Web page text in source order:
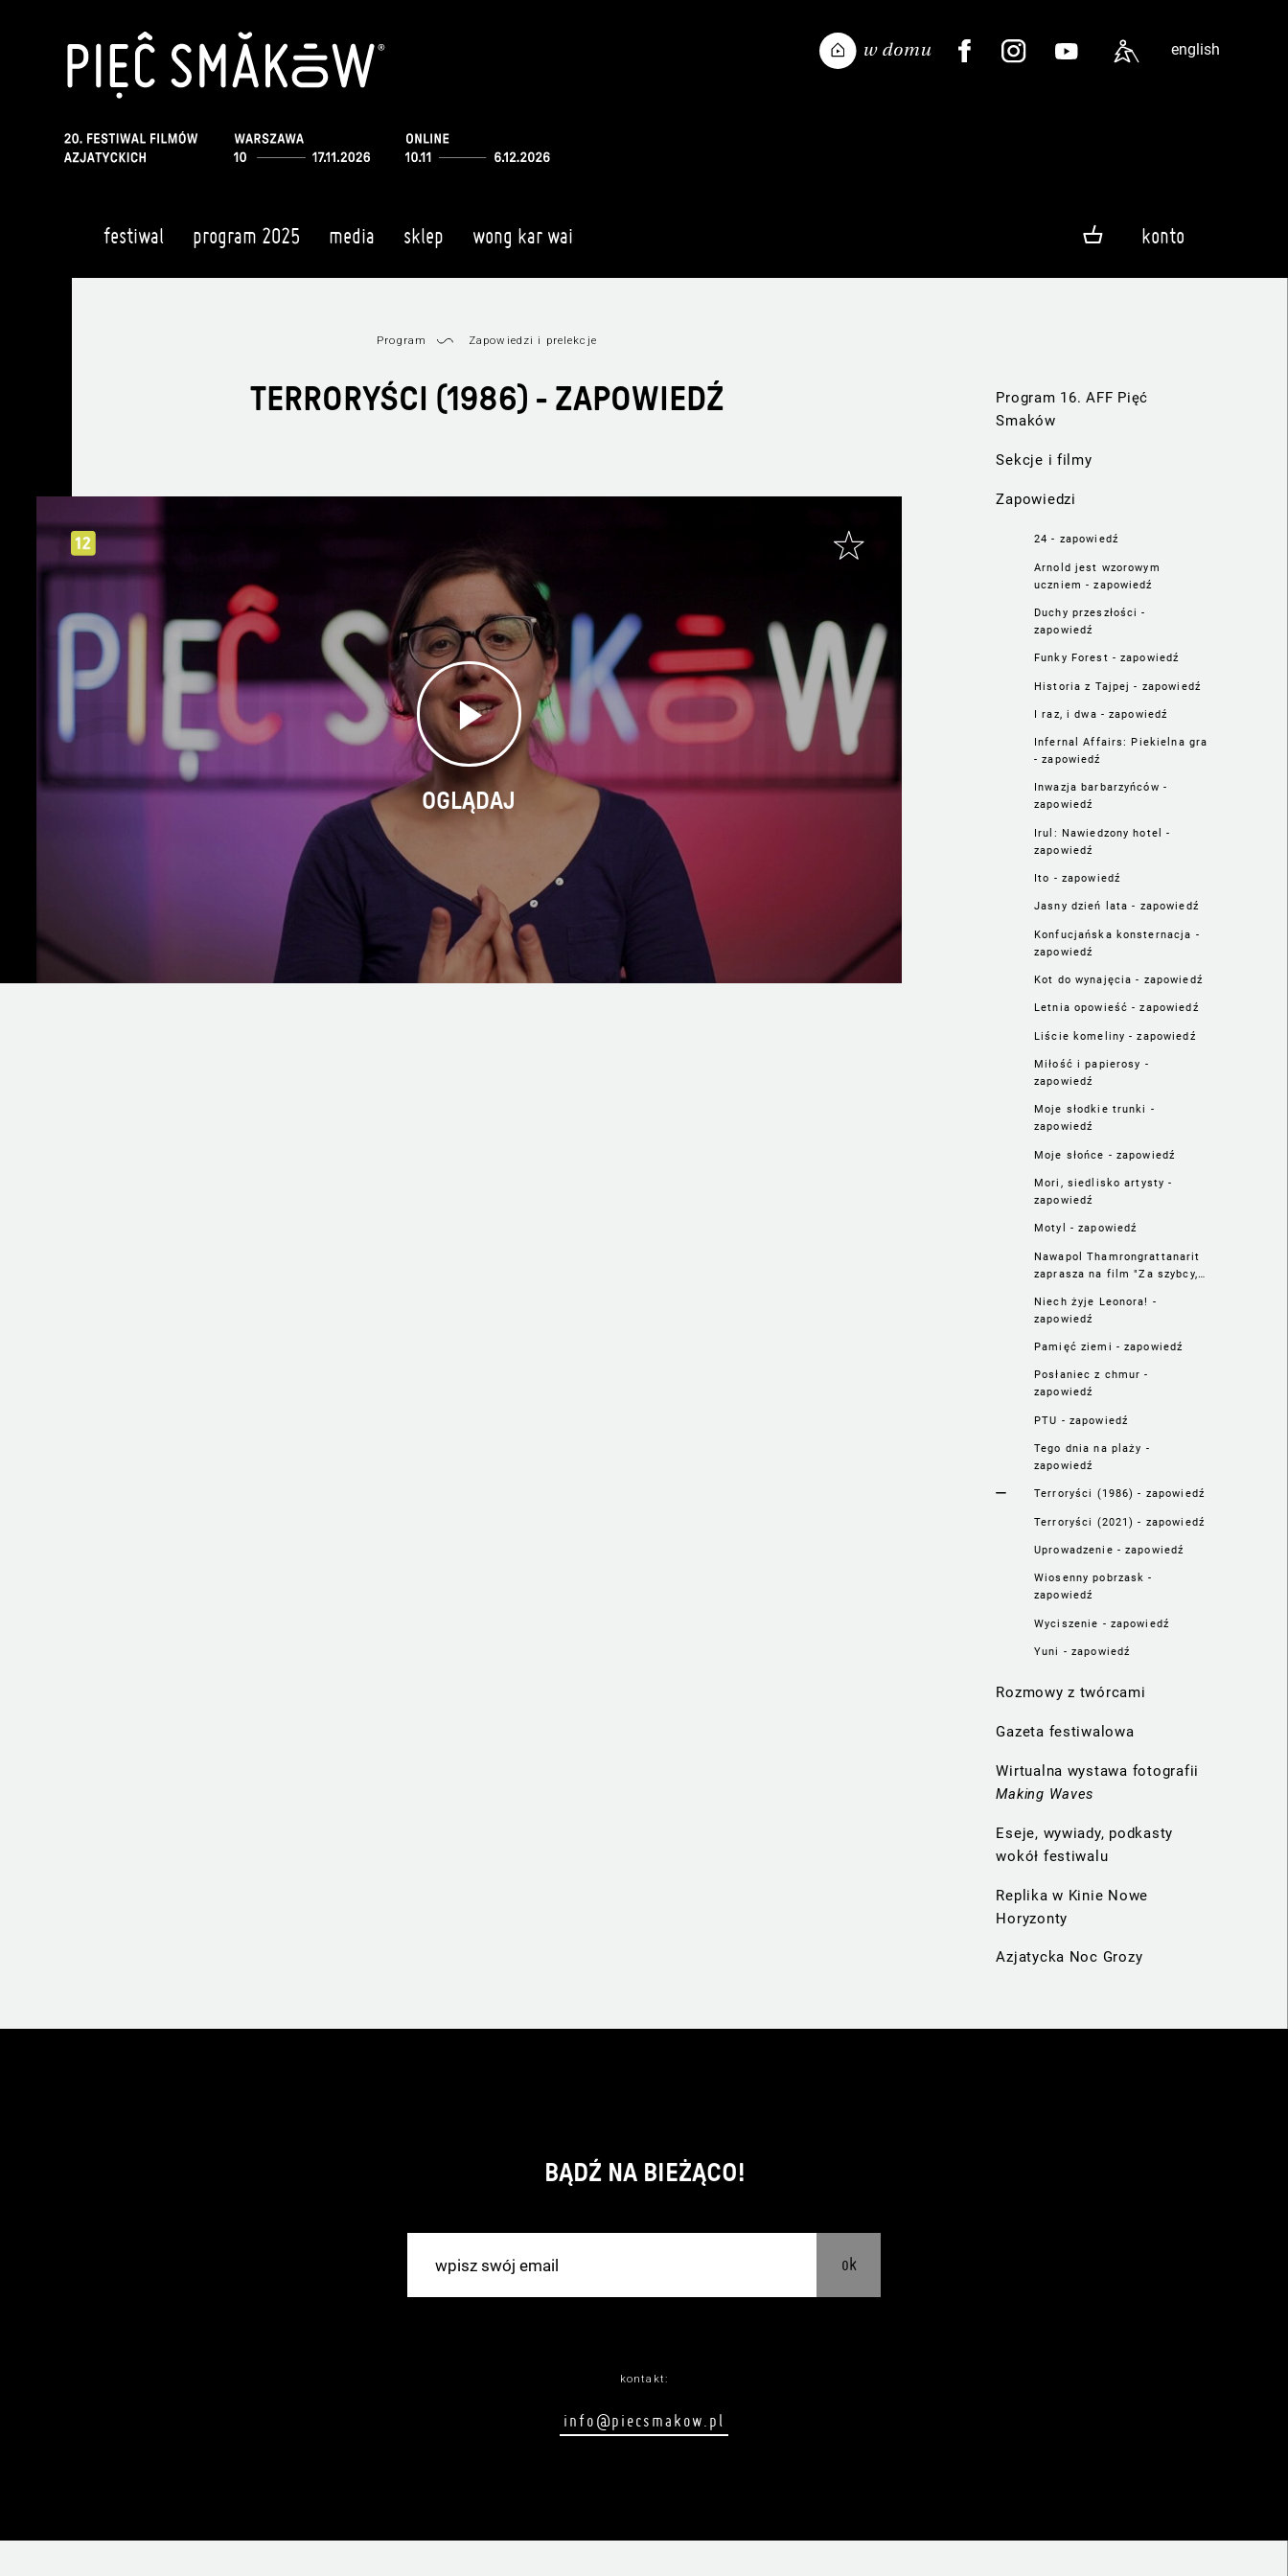
english
festiwal program 2025 media sklep wong kar wai konto
Program 16. AFF Pięć
Smaków
Sekcje i filmy
Zapowiedzi
24 - zapowiedź
Arnold jest wzorowym
uczniem - zapowiedź
Duchy przeszłości -
zapowiedź
Funky Forest - zapowiedź
Historia z Tajpej - zapowiedź
I raz, i dwa - zapowiedź
Infernal Affairs: Piekielna gra
- zapowiedź
Inwazja barbarzyńców -
zapowiedź
Irul: Nawiedzony hotel -
zapowiedź
Ito - zapowiedź
Jasny dzień lata - zapowiedź
Konfucjańska konsternacja -
zapowiedź
Kot do wynajęcia - zapowiedź
Letnia opowieść - zapowiedź
Liście komeliny - zapowiedź
Miłość i papierosy -
zapowiedź
Moje słodkie trunki -
zapowiedź
Moje słońce - zapowiedź
Mori, siedlisko artysty -
zapowiedź
Motyl - zapowiedź
Nawapol Thamrongrattanarit
zaprasza na film "Za szybcy,
Niech żyje Leonora! -
zapowiedź
Pamięć ziemi - zapowiedź
Posłaniec z chmur -
zapowiedź
PTU - zapowiedź
Tego dnia na plaży -
zapowiedź
Terroryści (1986) - zapowiedź
Terroryści (2021) - zapowiedź
Uprowadzenie - zapowiedź
Wiosenny pobrzask -
zapowiedź
Wyciszenie - zapowiedź
Yuni - zapowiedź
Rozmowy z twórcami
Gazeta festiwalowa
Wirtualna wystawa fotografii
Making Waves
Eseje, wywiady, podkasty
wokół festiwalu
Replika w Kinie Nowe
Horyzonty
Azjatycka Noc Grozy
Program Zapowiedzi i prelekcje
TERRORYŚCI (1986) - ZAPOWIEDŹ
OGLĄDAJ
BĄDŹ NA BIEŻĄCO!
ok
kontakt:
info@piecsmakow.pl